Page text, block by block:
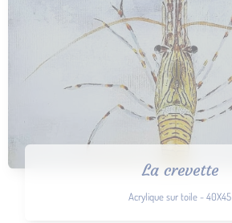
La crevette
Acrylique sur toile - 40X45